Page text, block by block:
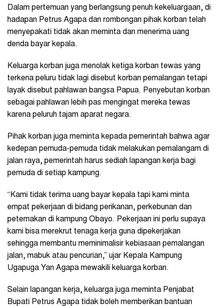
Dalam pertemuan yang berlangsung penuh kekeluargaan, di
hadapan Petrus Agapa dan rombongan pihak korban telah
menyepakati tidak akan meminta dan menerima uang
denda bayar kepala.
Keluarga korban juga menolak ketiga korban tewas yang
terkena peluru tidak lagi disebut korban pemalangan tetapi
layak disebut pahlawan bangsa Papua. Penyebutan korban
sebagai pahlawan lebih pas mengingat mereka tewas
karena peluruh tajam aparat negara.
Pihak korban juga meminta kepada pemerintah bahwa agar
kedepan pemuda-pemuda tidak melakukan pemalangam di
jalan raya, pemerintah harus sediah lapangan kerja bagi
pemuda di setiap kampung.
“Kami tidak terima uang bayar kepala tapi kami minta
empat pekerjaan di bidang perikanan, perkebunan dan
peternakan di kampung Obayo. Pekerjaan ini perlu supaya
kami bisa merekrut tenaga kerja guna dipekerjakan
sehingga membantu meminimalisir kebiasaan pemalangan
jalan, mabuk atau pencurian,” ujar Kepala Kampung
Ugapuga Yan Agapa mewakili keluarga korban.
Selain lapangan kerja, keluarga juga meminta Penjabat
Bupati Petrus Agapa tidak boleh memberikan bantuan